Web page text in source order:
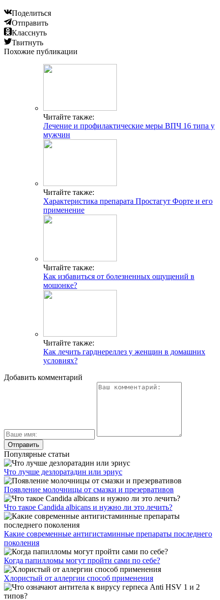
Поделиться
Отправить
Класснуть
Твитнуть
Похожие публикации
Читайте также:
Лечение и профилактические меры ВПЧ 16 типа у
мужчин
Читайте также:
Характеристика препарата Простагут Форте и его
применение
Читайте также:
Как избавиться от болезненных ощущений в
мошонке?
Читайте также:
Как лечить гарднереллез у женщин в домашних
условиях?
Добавить комментарий
Популярные статьи
Что лучше дезлоратадин или эриус
Появление молочницы от смазки и презервативов
Что такое Candida albicans и нужно ли это лечить?
Какие современные антигистаминные препараты последнего
поколения
Когда папилломы могут пройти сами по себе?
Хлористый от аллергии способ применения